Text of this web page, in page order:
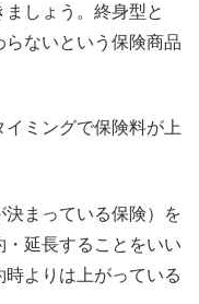
ましょう。終身型と
ないという保険商品
ミングで保険料が上
まっている保険）を
延長することをいい
よりは上がっている